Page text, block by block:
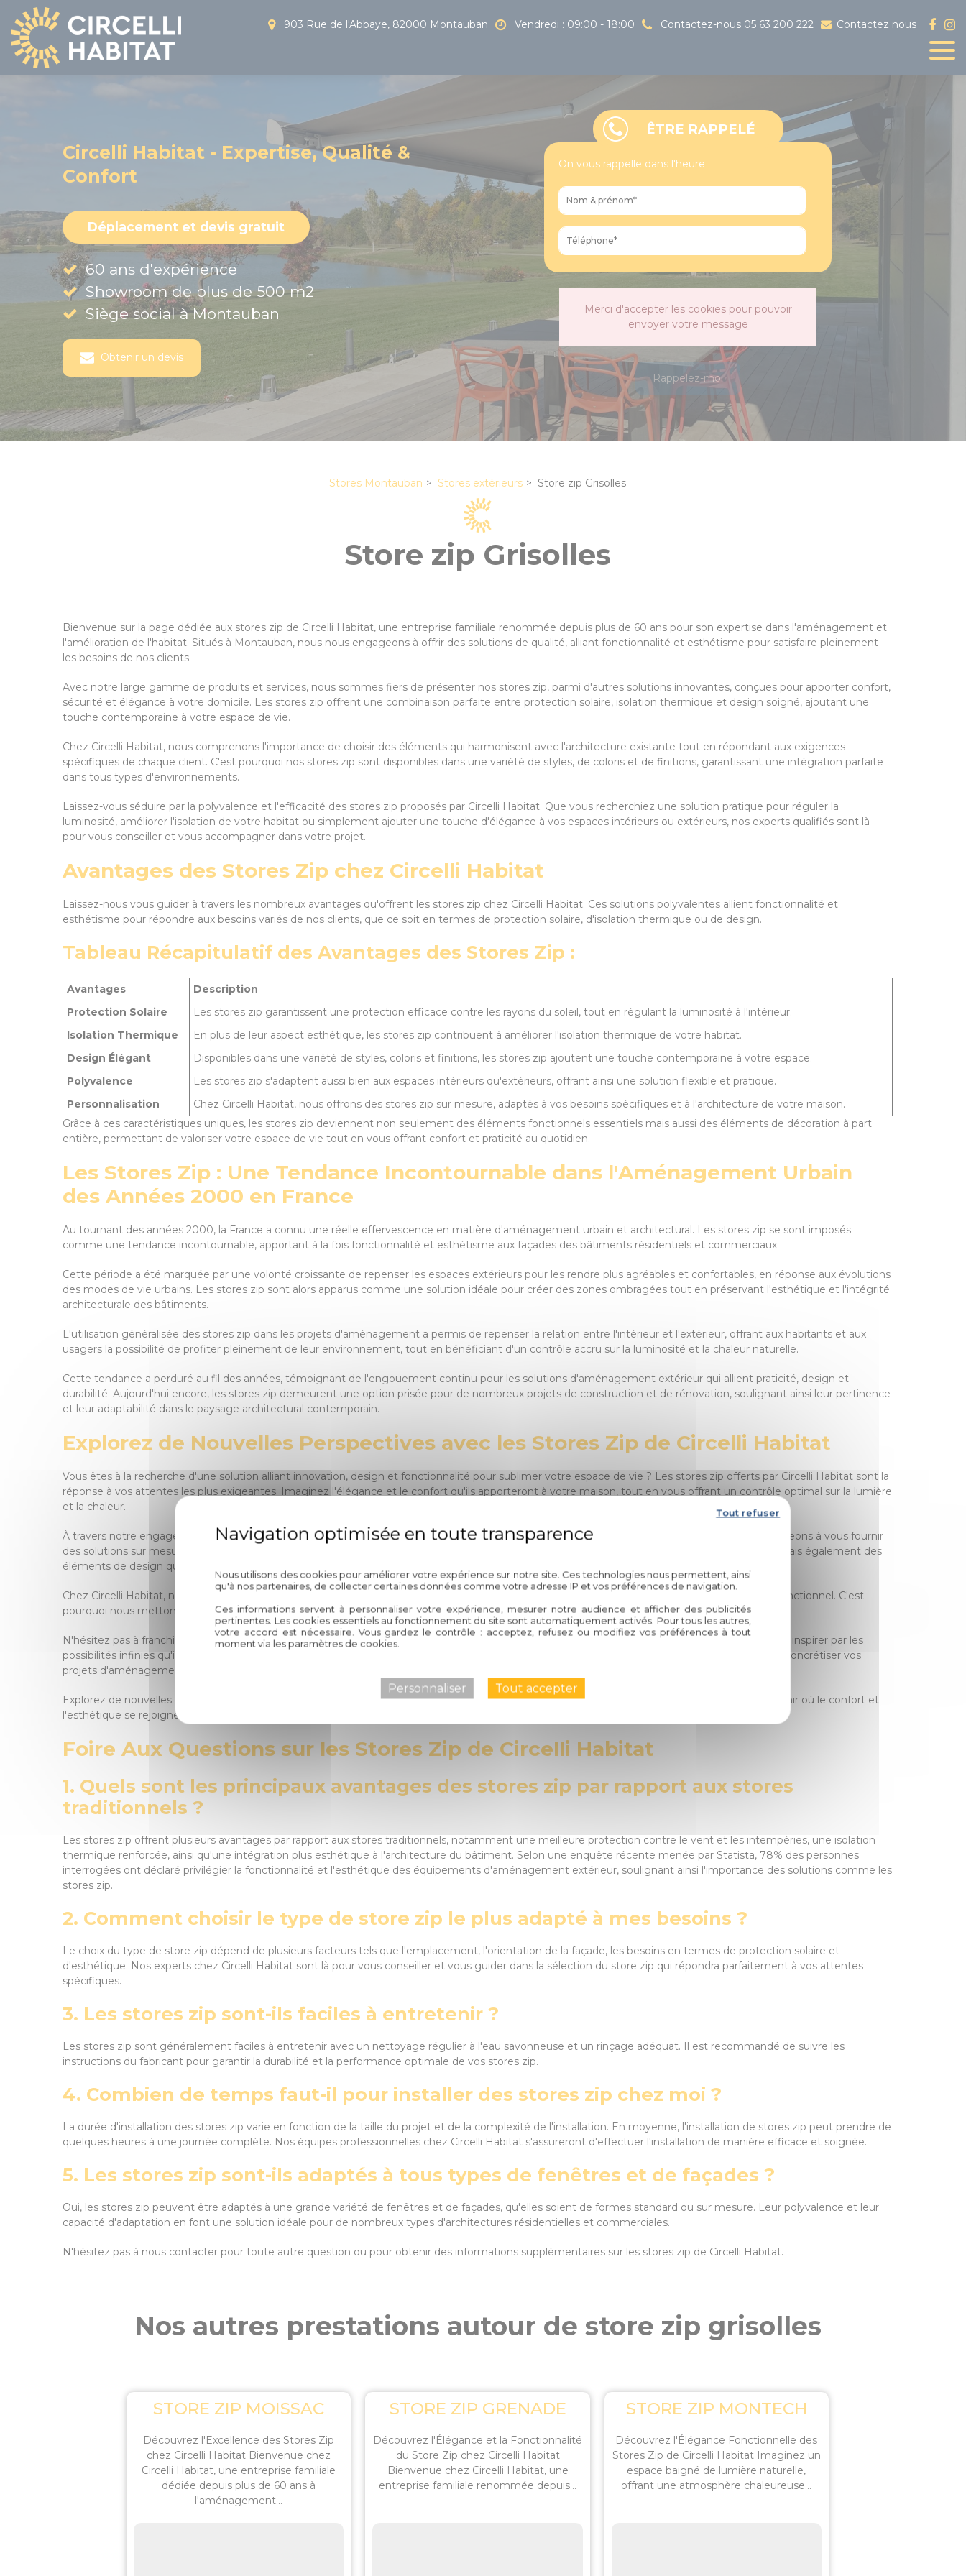
903 Rue de l'Abbaye, 82000 Montauban Vendredi : 09:00 - 18:00 Contactez-nous 05 63 200 222 Contactez nous
Circelli Habitat - Expertise, Qualité &
Confort
Déplacement et devis gratuit
60 ans d'expérience
Showroom de plus de 500 m2
Siège social à Montauban
Obtenir un devis
ÊTRE RAPPELÉ
On vous rappelle dans l'heure
Merci d'accepter les cookies pour pouvoir
envoyer votre message
Rappelez-moi
Stores Montauban Stores extérieurs Store zip Grisolles
Store zip Grisolles
Bienvenue sur la page dédiée aux stores zip de Circelli Habitat, une entreprise familiale renommée depuis plus de 60 ans pour son expertise dans l'aménagement et
l'amélioration de l'habitat. Situés à Montauban, nous nous engageons à offrir des solutions de qualité, alliant fonctionnalité et esthétisme pour satisfaire pleinement
les besoins de nos clients.
Avec notre large gamme de produits et services, nous sommes fiers de présenter nos stores zip, parmi d'autres solutions innovantes, conçues pour apporter confort,
sécurité et élégance à votre domicile. Les stores zip offrent une combinaison parfaite entre protection solaire, isolation thermique et design soigné, ajoutant une
touche contemporaine à votre espace de vie.
Chez Circelli Habitat, nous comprenons l'importance de choisir des éléments qui harmonisent avec l'architecture existante tout en répondant aux exigences
spécifiques de chaque client. C'est pourquoi nos stores zip sont disponibles dans une variété de styles, de coloris et de finitions, garantissant une intégration parfaite
dans tous types d'environnements.
Laissez-vous séduire par la polyvalence et l'efficacité des stores zip proposés par Circelli Habitat. Que vous recherchiez une solution pratique pour réguler la
luminosité, améliorer l'isolation de votre habitat ou simplement ajouter une touche d'élégance à vos espaces intérieurs ou extérieurs, nos experts qualifiés sont là
pour vous conseiller et vous accompagner dans votre projet.
Avantages des Stores Zip chez Circelli Habitat
Laissez-nous vous guider à travers les nombreux avantages qu'offrent les stores zip chez Circelli Habitat. Ces solutions polyvalentes allient fonctionnalité et
esthétisme pour répondre aux besoins variés de nos clients, que ce soit en termes de protection solaire, d'isolation thermique ou de design.
Tableau Récapitulatif des Avantages des Stores Zip :
Avantages
Description
Protection Solaire
Les stores zip garantissent une protection efficace contre les rayons du soleil, tout en régulant la luminosité à l'intérieur.
Isolation Thermique
En plus de leur aspect esthétique, les stores zip contribuent à améliorer l'isolation thermique de votre habitat.
Design Élégant
Disponibles dans une variété de styles, coloris et finitions, les stores zip ajoutent une touche contemporaine à votre espace.
Polyvalence
Les stores zip s'adaptent aussi bien aux espaces intérieurs qu'extérieurs, offrant ainsi une solution flexible et pratique.
Personnalisation
Chez Circelli Habitat, nous offrons des stores zip sur mesure, adaptés à vos besoins spécifiques et à l'architecture de votre maison.
Grâce à ces caractéristiques uniques, les stores zip deviennent non seulement des éléments fonctionnels essentiels mais aussi des éléments de décoration à part
entière, permettant de valoriser votre espace de vie tout en vous offrant confort et praticité au quotidien.
Les Stores Zip : Une Tendance Incontournable dans l'Aménagement Urbain
des Années 2000 en France
Au tournant des années 2000, la France a connu une réelle effervescence en matière d'aménagement urbain et architectural. Les stores zip se sont imposés
comme une tendance incontournable, apportant à la fois fonctionnalité et esthétisme aux façades des bâtiments résidentiels et commerciaux.
Cette période a été marquée par une volonté croissante de repenser les espaces extérieurs pour les rendre plus agréables et confortables, en réponse aux évolutions
des modes de vie urbains. Les stores zip sont alors apparus comme une solution idéale pour créer des zones ombragées tout en préservant l'esthétique et l'intégrité
architecturale des bâtiments.
L'utilisation généralisée des stores zip dans les projets d'aménagement a permis de repenser la relation entre l'intérieur et l'extérieur, offrant aux habitants et aux
usagers la possibilité de profiter pleinement de leur environnement, tout en bénéficiant d'un contrôle accru sur la luminosité et la chaleur naturelle.
Cette tendance a perduré au fil des années, témoignant de l'engouement continu pour les solutions d'aménagement extérieur qui allient praticité, design et
durabilité. Aujourd'hui encore, les stores zip demeurent une option prisée pour de nombreux projets de construction et de rénovation, soulignant ainsi leur pertinence
et leur adaptabilité dans le paysage architectural contemporain.
Explorez de Nouvelles Perspectives avec les Stores Zip de Circelli Habitat
Vous êtes à la recherche d'une solution alliant innovation, design et fonctionnalité pour sublimer votre espace de vie ? Les stores zip offerts par Circelli Habitat sont la
réponse à vos attentes les plus exigeantes. Imaginez l'élégance et le confort qu'ils apporteront à votre maison, tout en vous offrant un contrôle optimal sur la lumière
et la chaleur.
À travers notre engagement envers l'excellence et notre expertise de longue date dans le domaine de l'aménagement urbain, nous nous engageons à vous fournir
des solutions sur mesure qui répondent parfaitement à vos besoins spécifiques. Les stores zip ne sont pas seulement des éléments pratiques, mais également des
éléments de design qui rehaussent l'esthétique de votre espace de vie.
Chez Circelli Habitat, nous croyons fermement que chaque détail compte lorsqu'il s'agit de créer un environnement résidentiel harmonieux et fonctionnel. C'est
pourquoi nous mettons tout en œuvre pour vous proposer des produits de qualité, conçus pour durer et embellir votre quotidien.
N'hésitez pas à franchir le pas et à nous contacter pour discuter de la manière dont les stores zip peuvent transformer votre habitat. Laissez-vous inspirer par les
possibilités infinies qu'ils offrent en termes de design et de confort. Chez Circelli Habitat, nous sommes impatients de collaborer avec vous pour concrétiser vos
projets d'aménagement et vous accompagner vers une nouvelle vision de votre chez-vous.
Explorez de nouvelles perspectives avec les stores zip de Circelli Habitat. Contactez-nous dès aujourd'hui et laissez-nous vous guider vers un avenir où le confort et
l'esthétique se rejoignent harmonieusement.
Foire Aux Questions sur les Stores Zip de Circelli Habitat
1. Quels sont les principaux avantages des stores zip par rapport aux stores
traditionnels ?
Les stores zip offrent plusieurs avantages par rapport aux stores traditionnels, notamment une meilleure protection contre le vent et les intempéries, une isolation
thermique renforcée, ainsi qu'une intégration plus esthétique à l'architecture du bâtiment. Selon une enquête récente menée par Statista, 78% des personnes
interrogées ont déclaré privilégier la fonctionnalité et l'esthétique des équipements d'aménagement extérieur, soulignant ainsi l'importance des solutions comme les
stores zip.
2. Comment choisir le type de store zip le plus adapté à mes besoins ?
Le choix du type de store zip dépend de plusieurs facteurs tels que l'emplacement, l'orientation de la façade, les besoins en termes de protection solaire et
d'esthétique. Nos experts chez Circelli Habitat sont là pour vous conseiller et vous guider dans la sélection du store zip qui répondra parfaitement à vos attentes
spécifiques.
3. Les stores zip sont-ils faciles à entretenir ?
Les stores zip sont généralement faciles à entretenir avec un nettoyage régulier à l'eau savonneuse et un rinçage adéquat. Il est recommandé de suivre les
instructions du fabricant pour garantir la durabilité et la performance optimale de vos stores zip.
4. Combien de temps faut-il pour installer des stores zip chez moi ?
La durée d'installation des stores zip varie en fonction de la taille du projet et de la complexité de l'installation. En moyenne, l'installation de stores zip peut prendre de
quelques heures à une journée complète. Nos équipes professionnelles chez Circelli Habitat s'assureront d'effectuer l'installation de manière efficace et soignée.
5. Les stores zip sont-ils adaptés à tous types de fenêtres et de façades ?
Oui, les stores zip peuvent être adaptés à une grande variété de fenêtres et de façades, qu'elles soient de formes standard ou sur mesure. Leur polyvalence et leur
capacité d'adaptation en font une solution idéale pour de nombreux types d'architectures résidentielles et commerciales.
N'hésitez pas à nous contacter pour toute autre question ou pour obtenir des informations supplémentaires sur les stores zip de Circelli Habitat.
Nos autres prestations autour de store zip grisolles
STORE ZIP MOISSAC
Découvrez l'Excellence des Stores Zip
chez Circelli Habitat Bienvenue chez
Circelli Habitat, une entreprise familiale
dédiée depuis plus de 60 ans à
l'aménagement...
STORE ZIP GRENADE
Découvrez l'Élégance et la Fonctionnalité
du Store Zip chez Circelli Habitat
Bienvenue chez Circelli Habitat, une
entreprise familiale renommée depuis...
STORE ZIP MONTECH
Découvrez l'Élégance Fonctionnelle des
Stores Zip de Circelli Habitat Imaginez un
espace baigné de lumière naturelle,
offrant une atmosphère chaleureuse...
Panneau de gestion des cookies
Nous utilisons des cookies pour améliorer votre expérience sur notre site. Ces technologies nous permettent, ainsi
qu'à nos partenaires, de collecter certaines données comme votre adresse IP et vos préférences de navigation.
Ces informations servent à personnaliser votre expérience, mesurer notre audience et afficher des publicités
pertinentes. Les cookies essentiels au fonctionnement du site sont automatiquement activés. Pour tous les autres,
votre accord est nécessaire. Vous gardez le contrôle : acceptez, refusez ou modifiez vos préférences à tout
moment via les paramètres de cookies.
Tout accepter
Tout refuser
Personnaliser